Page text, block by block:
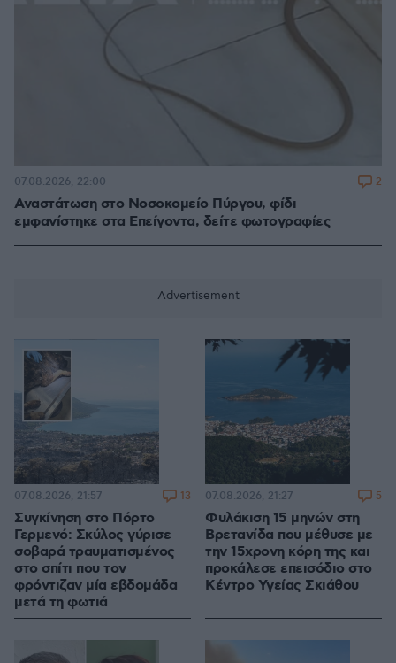
Αναστάτωση στο Νοσοκομείο Πύργου, φίδι
εμφανίστηκε στα Επείγοντα, δείτε φωτογραφίες
07.08.2026, 22:00 2
Συγκίνηση στο Πόρτο
Γερμενό: Σκύλος γύρισε
σοβαρά τραυματισμένος
στο σπίτι που τον
φρόντιζαν μία εβδομάδα
μετά τη φωτιά
07.08.2026, 21:57 13
Φυλάκιση 15 μηνών στη
Βρετανίδα που μέθυσε με
την 15χρονη κόρη της και
προκάλεσε επεισόδιο στο
Κέντρο Υγείας Σκιάθου
07.08.2026, 21:27 5